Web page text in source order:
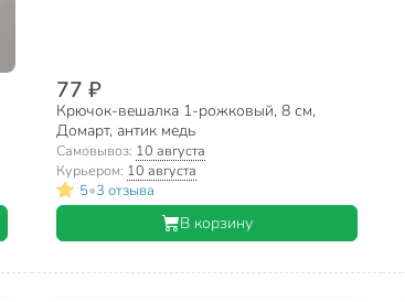
77 ₽
Крючок-вешалка 1-рожковый, 8 см,
Домарт, антик медь
Самовывоз: 10 августа
Курьером: 10 августа
5•3 отзыва
В корзину